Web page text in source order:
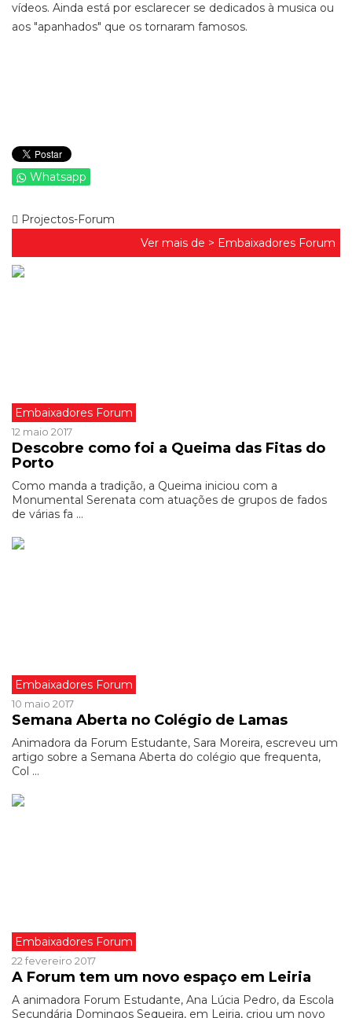
vídeos. Ainda está por esclarecer se dedicados à musica ou
aos "apanhados" que os tornaram famosos.
Whatsapp
Projectos-Forum
Ver mais de > Embaixadores Forum
Embaixadores Forum
12 maio 2017
Descobre como foi a Queima das Fitas do
Porto
Como manda a tradição, a Queima iniciou com a
Monumental Serenata com atuações de grupos de fados
de várias fa ...
Embaixadores Forum
10 maio 2017
Semana Aberta no Colégio de Lamas
Animadora da Forum Estudante, Sara Moreira, escreveu um
artigo sobre a Semana Aberta do colégio que frequenta,
Col ...
Embaixadores Forum
22 fevereiro 2017
A Forum tem um novo espaço em Leiria
A animadora Forum Estudante, Ana Lúcia Pedro, da Escola
Secundária Domingos Sequeira, em Leiria, criou um novo